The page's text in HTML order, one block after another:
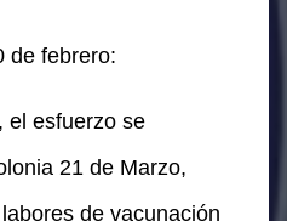
de febrero:
el esfuerzo se
21 de Marzo,
de vacunación